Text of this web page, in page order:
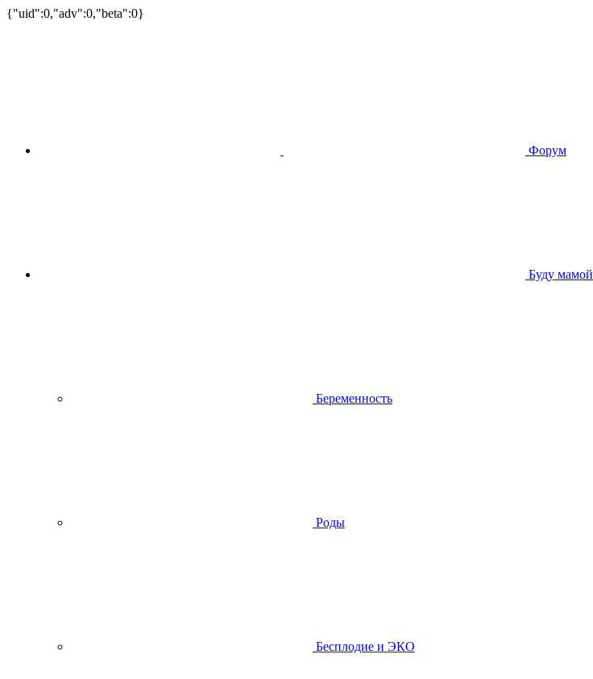
{"uid":0,"adv":0,"beta":0}
Форум
Буду мамой
Беременность
Роды
Бесплодие и ЭКО